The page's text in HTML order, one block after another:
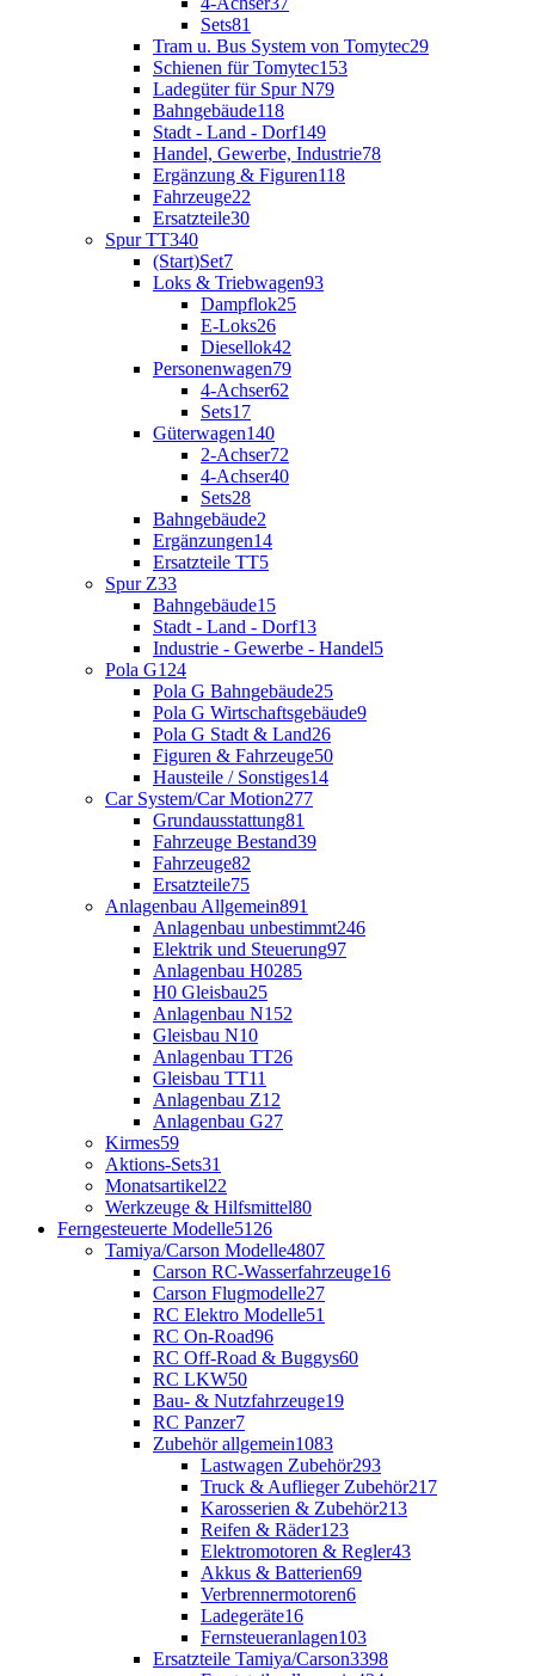
Sets81
Tram u. Bus System von Tomytec29
Schienen für Tomytec153
Ladegüter für Spur N79
Bahngebäude118
Stadt - Land - Dorf149
Handel, Gewerbe, Industrie78
Ergänzung & Figuren118
Fahrzeuge22
Ersatzteile30
Spur TT340
(Start)Set7
Loks & Triebwagen93
Dampflok25
E-Loks26
Diesellok42
Personenwagen79
4-Achser62
Sets17
Güterwagen140
2-Achser72
4-Achser40
Sets28
Bahngebäude2
Ergänzungen14
Ersatzteile TT5
Spur Z33
Bahngebäude15
Stadt - Land - Dorf13
Industrie - Gewerbe - Handel5
Pola G124
Pola G Bahngebäude25
Pola G Wirtschaftsgebäude9
Pola G Stadt & Land26
Figuren & Fahrzeuge50
Hausteile / Sonstiges14
Car System/Car Motion277
Grundausstattung81
Fahrzeuge Bestand39
Fahrzeuge82
Ersatzteile75
Anlagenbau Allgemein891
Anlagenbau unbestimmt246
Elektrik und Steuerung97
Anlagenbau H0285
H0 Gleisbau25
Anlagenbau N152
Gleisbau N10
Anlagenbau TT26
Gleisbau TT11
Anlagenbau Z12
Anlagenbau G27
Kirmes59
Aktions-Sets31
Monatsartikel22
Werkzeuge & Hilfsmittel80
Ferngesteuerte Modelle5126
Tamiya/Carson Modelle4807
Carson RC-Wasserfahrzeuge16
Carson Flugmodelle27
RC Elektro Modelle51
RC On-Road96
RC Off-Road & Buggys60
RC LKW50
Bau- & Nutzfahrzeuge19
RC Panzer7
Zubehör allgemein1083
Lastwagen Zubehör293
Truck & Auflieger Zubehör217
Karosserien & Zubehör213
Reifen & Räder123
Elektromotoren & Regler43
Akkus & Batterien69
Verbrennermotoren6
Ladegeräte16
Fernsteueranlagen103
Ersatzteile Tamiya/Carson3398